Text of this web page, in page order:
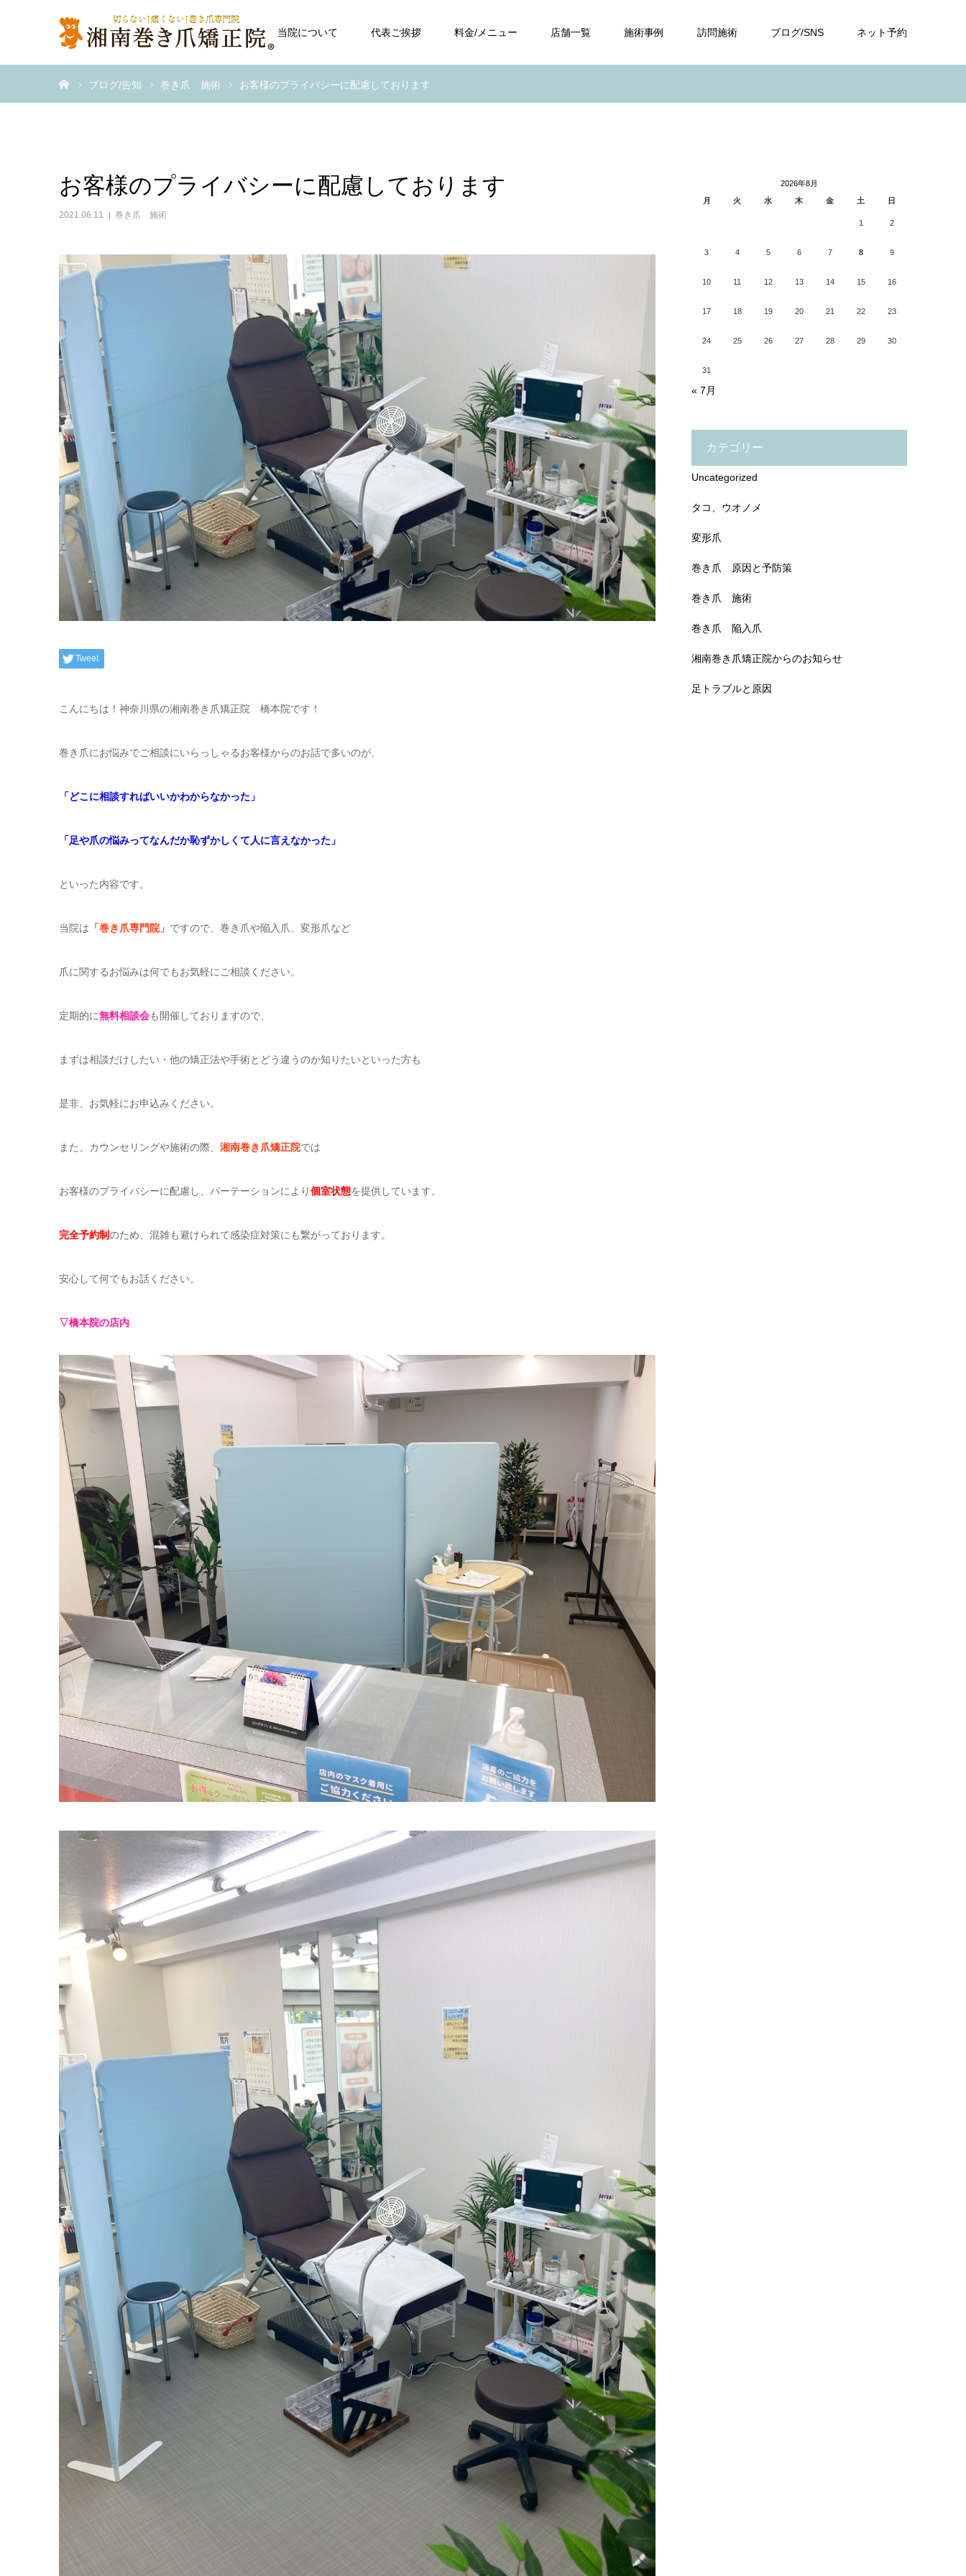
当院について 代表ご挨拶 料金/メニュー 店舗一覧 施術事例 訪問施術 ブログ/SNS ネット予約
ブログ/告知 巻き爪 施術 お客様のプライバシーに配慮しております
お客様のプライバシーに配慮しております
2021.06.11 巻き爪 施術
Tweet
こんにちは！神奈川県の湘南巻き爪矯正院 橋本院です！
巻き爪にお悩みでご相談にいらっしゃるお客様からのお話で多いのが、
「どこに相談すればいいかわからなかった」
「足や爪の悩みってなんだか恥ずかしくて人に言えなかった」
といった内容です。
当院は 「巻き爪専門院」 ですので、巻き爪や陥入爪、変形爪など
爪に関するお悩みは何でもお気軽にご相談ください。
定期的に無料相談会も開催しておりますので、
まずは相談だけしたい・他の矯正法や手術とどう違うのか知りたいといった方も
是非、お気軽にお申込みください。
また、カウンセリングや施術の際、 湘南巻き爪矯正院では
お客様のプライバシーに配慮し、パーテーションにより個室状態を提供しています。
完全予約制のため、混雑も避けられて感染症対策にも繋がっております。
安心して何でもお話ください。
▽橋本院の店内
2026年8月
月
火 水 木 金 土 日
1 2
3 4 5 6 7 8 9
10 11 12 13 14 15 16
17 18 19 20 21 22 23
24 25 26 27 28 29 30
31
« 7月
カテゴリー
Uncategorized
タコ、ウオノメ
変形爪
巻き爪 原因と予防策
巻き爪 施術
巻き爪 陥入爪
湘南巻き爪矯正院からのお知らせ
足トラブルと原因